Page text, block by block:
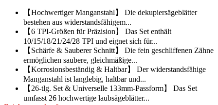
【Hochwertiger Manganstahl】 Die dekupiersägeblätter
bestehen aus widerstandsfähigem...
【6 TPI-Größen für Präzision】 Das Set enthält
10/15/18/21/24/28 TPI und eignet sich für...
【Schärfe & Sauberer Schnitt】 Die fein geschliffenen Zähne
ermöglichen saubere, gleichmäßige...
【Korrosionsbeständig & Haltbar】 Der widerstandsfähige
Manganstahl ist langlebig, haltbar und...
【26-tlg. Set & Universelle 133mm-Passform】 Das Set
umfasst 26 hochwertige laubsägeblätter...